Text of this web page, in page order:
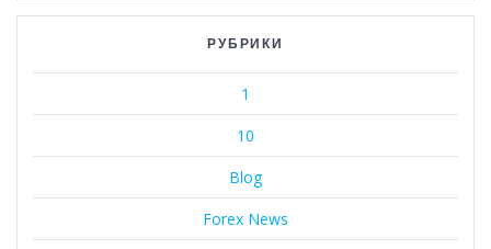
РУБРИКИ
1
10
Blog
Forex News